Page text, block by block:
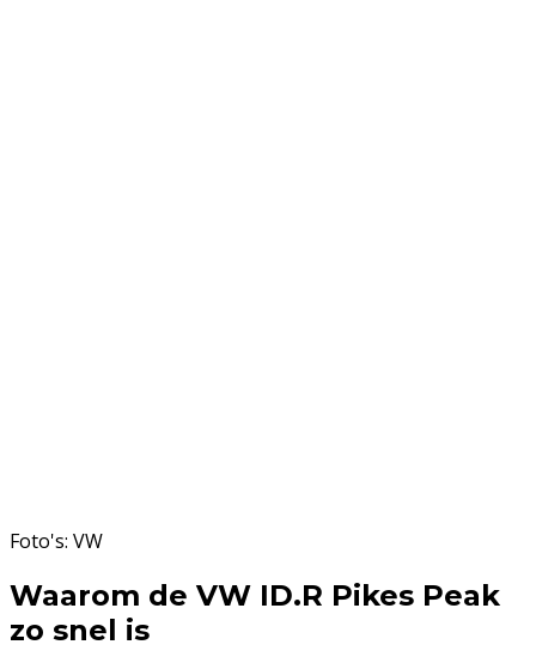
Foto's: VW
Waarom de VW ID.R Pikes Peak
zo snel is